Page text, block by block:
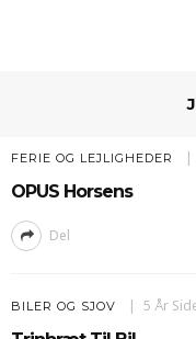
FERIE OG LEJLIGHEDER
OPUS Horsens
Del
BILER OG SJOV 5 År